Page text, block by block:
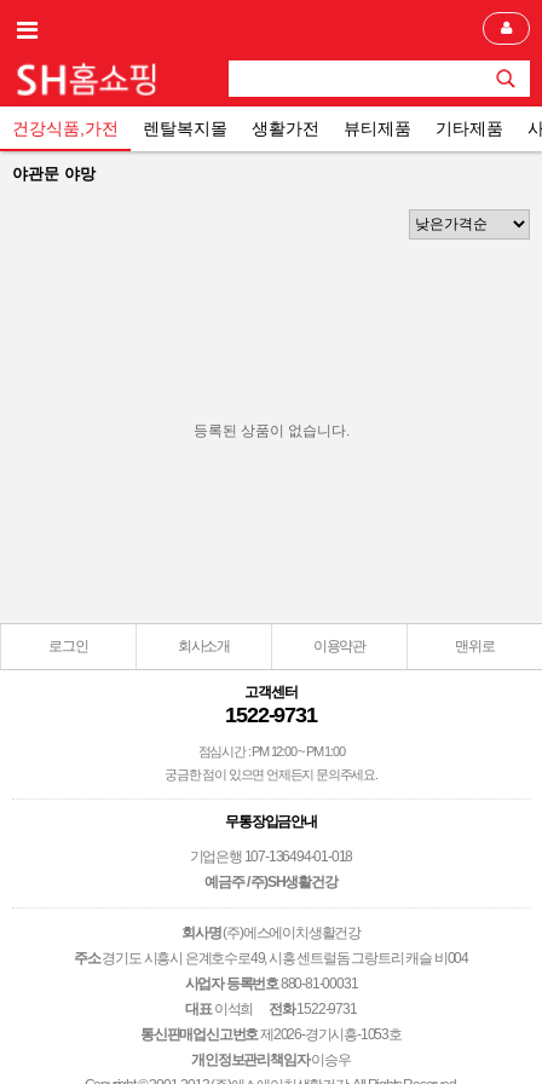
건강식품,가전 렌탈복지몰 생활가전 뷰티제품 기타제품
야관문 야망
등록된 상품이 없습니다.
로그인 회사소개 이용약관 맨위로
고객센터
1522-9731
점심시간 : PM 12:00 ~ PM 1:00
궁금한 점이 있으면 언제든지 문의주세요.
무통장입금안내
기업은행 107-136494-01-018
예금주 / 주)SH생활건강
회사명(주)에스에이치생활건강
주소경기도 시흥시 은계호수로49, 시흥 센트럴돔 그랑트리 캐슬 비004
사업자 등록번호880-81-00031
대표이석희 전화1522-9731
통신판매업신고번호제2026-경기시흥-1053호
개인정보관리책임자이승우